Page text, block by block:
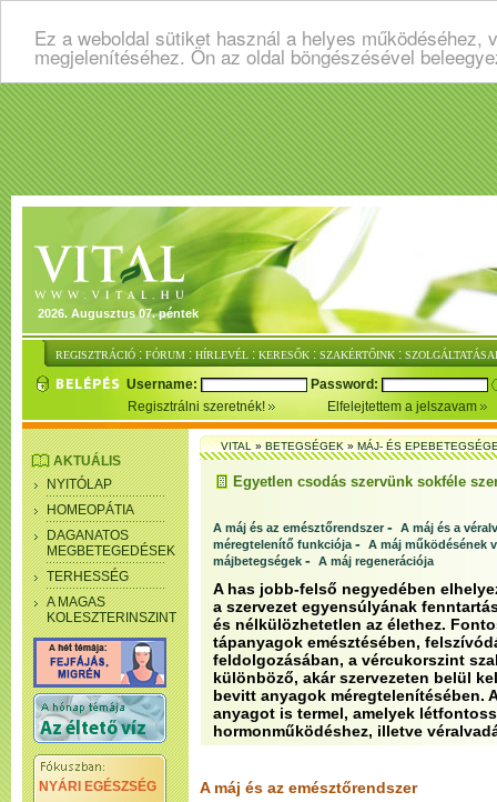
Ez a weboldal sütiket használ a helyes
megjelenítéséhez. Ön az oldal böngészésével
2026. Augusztus 07. péntek
REGISZTRÁCIÓ : FÓRUM : HÍRLEVÉL : KERESŐK : SZAKÉRTŐINK :
Username:
Password:
Regisztrálni szeretnék!
Elfelejtettem a jelszavam
AKTUÁLIS
NYITÓLAP
HOMEOPÁTIA
DAGANATOS
MEGBETEGEDÉSEK
TERHESSÉG
A MAGAS
KOLESZTERINSZINT
NYÁRI EGÉSZSÉG
VITAL»BETEGSÉGEK»MÁJ- ÉS
Egyetlen csodás szervünk sokféle
A máj és az emésztőrendszer - A máj és a
méregtelenítő funkciója - A máj működésének
májbetegségek - A máj regenerációja
A has jobb-felső negyedében
a szervezet egyensúlyának
és nélkülözhetetlen az élethez.
tápanyagok emésztésében,
feldolgozásában, a vércukorszint
különböző, akár szervezeten belül
bevitt anyagok méregtelenítésében.
anyagot is termel, amelyek
hormonműködéshez, illetve
A máj és az emésztőrendszer